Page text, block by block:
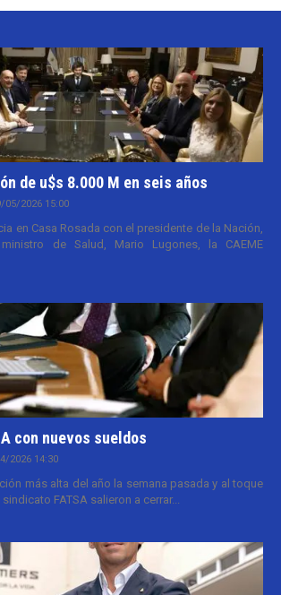
de u$s 8.000 M en seis años
05/2026 15:00
en Casa Rosada con el presidente de la Nación,
de Salud, Mario Lugones, la CAEME
con nuevos sueldos
2026 14:30
más alta del año la semana pasada y al toque
FATSA salieron a cerrar...